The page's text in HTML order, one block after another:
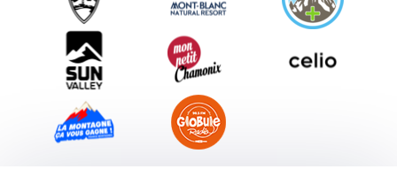
Descargar
Turismo y discapacidad